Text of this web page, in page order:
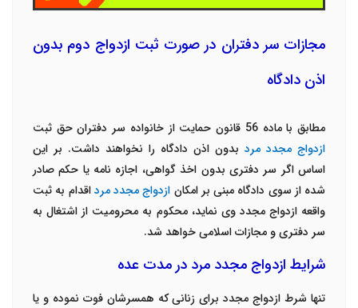
مجازات سر دفتران در صورت ثبت ازدواج دوم بدون
اذن دادگاه
مطابق با ماده 56 قانون حمایت از خانواده سر دفتران حق ثبت
ازدواج مجدد مرد بدون اذن دادگاه را نخواهند داشت. بر این
اساس اگر سر دفتری بدون اخذ گواهی، اجازه نامه یا حکم صادر
شده از سوی دادگاه مبنی بر امکانازدواج مجدد مرداقدام به ثبت
واقعه ازدواج مجدد وی نماید، محکوم به محرومیت از اشتغال به
سر دفتری و مجازات اسلامی خواهد شد.
شرایط ازدواج مجدد مرد در مدت عده
تنها شرط ازدواج مجدد برای زنانی که همسرشان فوت نموده و یا